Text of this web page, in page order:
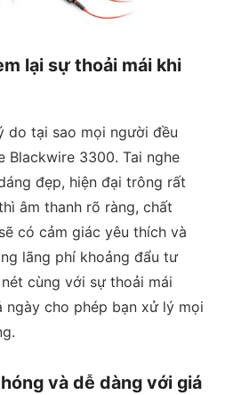
lại sự thoải mái khi
do tại sao mọi người đều
Blackwire 3300. Tai nghe
đẹp, hiện đại trông rất
âm thanh rõ ràng, chất
có cảm giác yêu thích và
lãng phí khoảng đẩu tư
cùng với sự thoải mái
ngày cho phép bạn xử lý mọi
và dễ dàng với giá